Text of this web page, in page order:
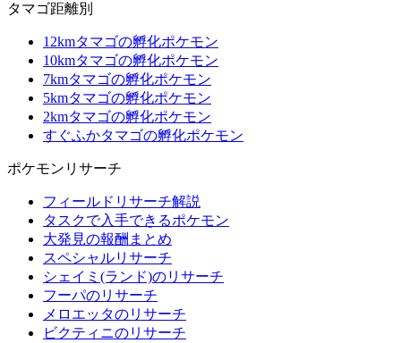
タマゴ距離別
12kmタマゴの孵化ポケモン
10kmタマゴの孵化ポケモン
7kmタマゴの孵化ポケモン
5kmタマゴの孵化ポケモン
2kmタマゴの孵化ポケモン
すぐふかタマゴの孵化ポケモン
ポケモンリサーチ
フィールドリサーチ解説
タスクで入手できるポケモン
大発見の報酬まとめ
スペシャルリサーチ
シェイミ(ランド)のリサーチ
フーパのリサーチ
メロエッタのリサーチ
ビクティニのリサーチ